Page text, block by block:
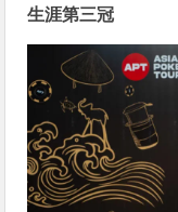
生涯第三冠